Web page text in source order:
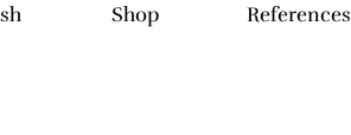
Shop References